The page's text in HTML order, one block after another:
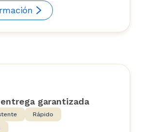
garantizada
Rápido